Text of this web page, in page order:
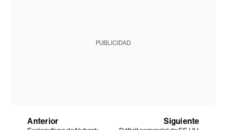
PUBLICIDAD
Anterior Siguiente